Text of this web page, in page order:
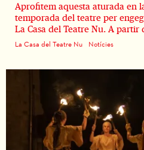
Aprofitem aquesta aturada en
temporada del teatre per
La Casa del Teatre Nu. A partir
La Casa del Teatre Nu Notícies